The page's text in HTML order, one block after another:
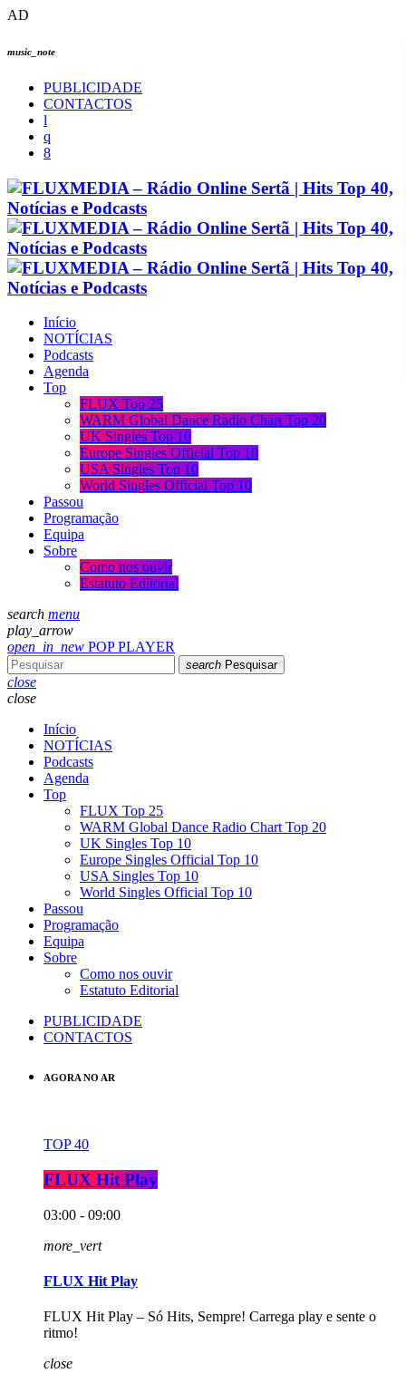
AD
music_note
PUBLICIDADE
CONTACTOS
Início
NOTÍCIAS
Podcasts
Agenda
Top
FLUX Top 25
WARM Global Dance Radio Chart Top 20
UK Singles Top 10
Europe Singles Official Top 10
USA Singles Top 10
World Singles Official Top 10
Passou
Programação
Equipa
Sobre
Como nos ouvir
Estatuto Editorial
search menu
play_arrow
open_in_new POP PLAYER
search Pesquisar
close
close
Início
NOTÍCIAS
Podcasts
Agenda
Top
FLUX Top 25
WARM Global Dance Radio Chart Top 20
UK Singles Top 10
Europe Singles Official Top 10
USA Singles Top 10
World Singles Official Top 10
Passou
Programação
Equipa
Sobre
Como nos ouvir
Estatuto Editorial
PUBLICIDADE
CONTACTOS
AGORA NO AR
TOP 40
FLUX Hit Play
03:00 - 09:00
more_vert
FLUX Hit Play
FLUX Hit Play – Só Hits, Sempre! Carrega play e sente o
ritmo!
close